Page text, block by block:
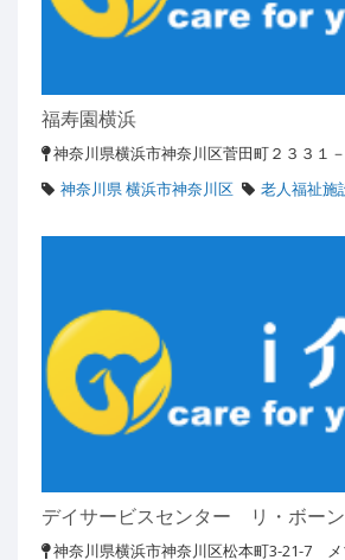
福寿園横浜
神奈川県横浜市神奈川区菅田町２３３１
神奈川県 横浜市神奈川区
老人福祉施
デイサービスセンター リ・ボー
神奈川県横浜市神奈川区松本町3-21-7 メ